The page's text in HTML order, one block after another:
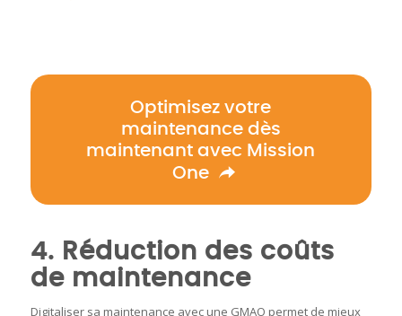
Optimisez votre
maintenance dès
maintenant avec Mission
One
4. Réduction des coûts
de maintenance
Digitaliser sa maintenance avec une GMAO permet de mieux